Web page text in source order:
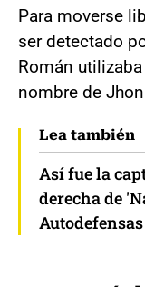
Para moverse
ser detectado
Román
nombre de
Lea también
Así fue la
derecha de